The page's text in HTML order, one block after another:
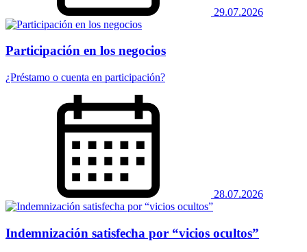
29.07.2026
Participación en los negocios
¿Préstamo o cuenta en participación?
28.07.2026
Indemnización satisfecha por “vicios ocultos”